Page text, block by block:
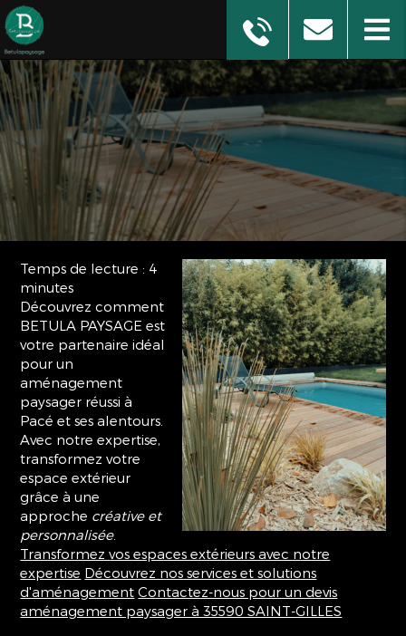
Temps de lecture : 4
minutes
Découvrez comment
BETULA PAYSAGE est
votre partenaire idéal
pour un
aménagement
paysager réussi à
Pacé et ses alentours.
Avec notre expertise,
transformez votre
espace extérieur
grâce à une
approche créative et
personnalisée.
Transformez vos espaces extérieurs avec notre
expertise Découvrez nos services et solutions
d'aménagement Contactez-nous pour un devis
aménagement paysager à 35590 SAINT-GILLES